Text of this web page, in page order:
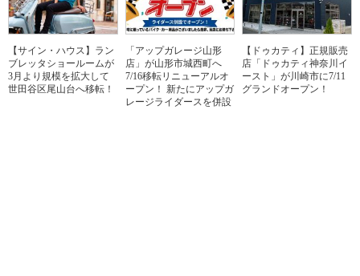
【サイン・ハウス】ラン
ブレッタショールームが
3月より規模を拡大して
世田谷区尾山台へ移転！
「アップガレージ山形
店」が山形市城西町へ
7/16移転リニューアルオ
ープン！ 新たにアップガ
レージライダースを併設
【ドゥカティ】正規販売
店「ドゥカティ神奈川イ
ースト」が川崎市に7/11
グランドオープン！